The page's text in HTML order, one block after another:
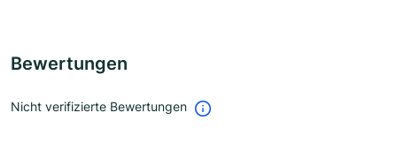
Bewertungen
Nicht verifizierte Bewertungen